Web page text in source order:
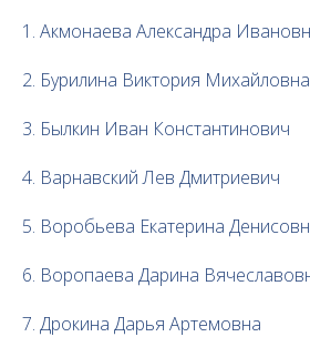
1. Акмонаева Александра
2. Бурилина Виктория Михайловна
3. Былкин Иван Константинович
4. Варнавский Лев Дмитриевич
5. Воробьева Екатерина
6. Воропаева Дарина
7. Дрокина Дарья Артемовна